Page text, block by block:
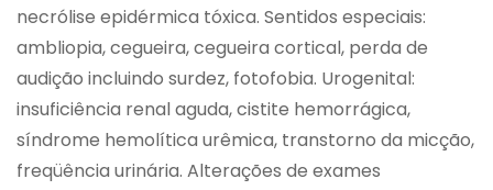
necrólise epidérmica tóxica. Sentidos especiais:
ambliopia, cegueira, cegueira cortical, perda de
audição incluindo surdez, fotofobia. Urogenital:
insuficiência renal aguda, cistite hemorrágica,
síndrome hemolítica urêmica, transtorno da micção,
freqüência urinária. Alterações de exames